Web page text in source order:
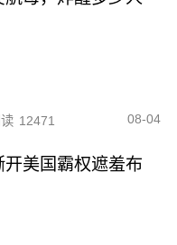
12471 08-04
开美国霸权遮羞布